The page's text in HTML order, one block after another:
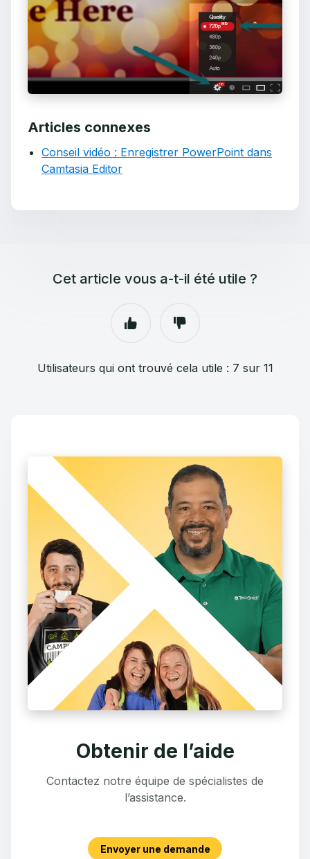
Articles connexes
Conseil vidéo : Enregistrer PowerPoint dans
Camtasia Editor
Cet article vous a-t-il été utile ?
Utilisateurs qui ont trouvé cela utile : 7 sur 11
Obtenir de l’aide
Contactez notre équipe de spécialistes de
l’assistance.
Envoyer une demande